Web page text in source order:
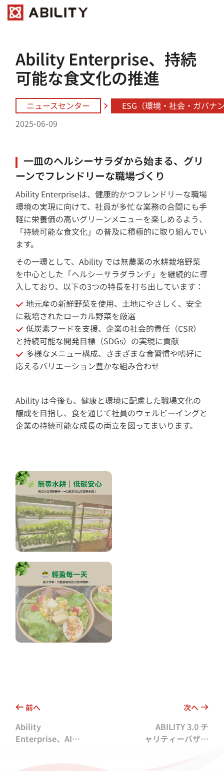
Ability Enterprise、持続
可能な食文化の推進
ニュースセンター
ESG（環境・社会・ガバナ
2025-06-09
一皿のヘルシーサラダから始まる、グリ
ーンでフレンドリーな職場づくり
Ability Enterpriseは、健康的かつフレンドリーな職場
環境の実現に向けて、社員が多忙な業務の合間にも手
軽に栄養価の高いグリーンメニューを楽しめるよう、
「持続可能な食文化」の普及に積極的に取り組んでい
ます。
その一環として、Ability では無農薬の水耕栽培野菜
を中心とした「ヘルシーサラダランチ」を継続的に導
入しており、以下の3つの特長を打ち出しています：
地元産の新鮮野菜を使用、 土地にやさしく、安全
に栽培されたローカル野菜を厳選
低炭素フードを支援、 企業の社会的責任（CSR）
と持続可能な開発目標（SDGs）の実現に貢献
多様なメニュー構成、 さまざまな食習慣や嗜好に
応えるバリエーション豊かな組み合わせ
Ability は今後も、健康と環境に配慮した職場文化の
醸成を目指し、食を通じて社員のウェルビーイングと
企業の持続可能な成長の両立を図ってまいります。
前へ
Ability
Enterprise、AIス
を導入し、社員の
次へ
ABILITY 3.0 チ
ャリティーバザー